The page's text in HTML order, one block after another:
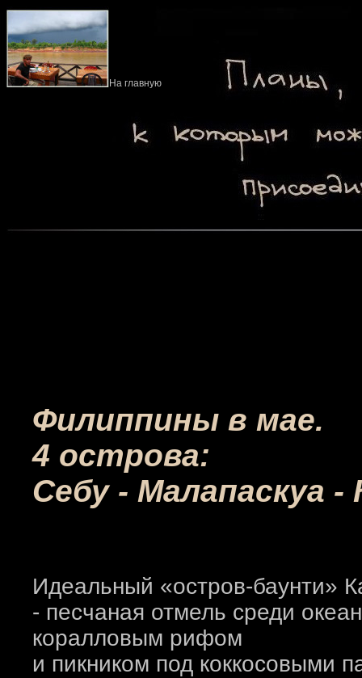
На главную
Филиппины в мае.
4 острова:
Себу - Малапаскуа
Идеальный «остров-баунти»
- песчаная отмель среди
коралловым рифом
и пикником под коккосовыми